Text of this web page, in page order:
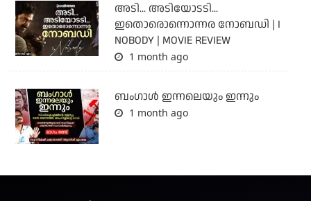
അടി... അടിയോടടി...
ഇതൊരൊന്നൊന്നര നോബഡി | I
NOBODY | MOVIE REVIEW
1 month ago
ബംഗാള്‍ ഇന്നലെയും ഇന്നും
1 month ago